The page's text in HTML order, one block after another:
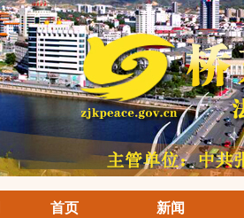
首页 新闻